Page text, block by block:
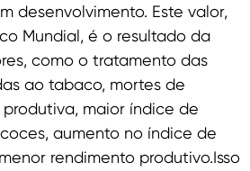
desenvolvimento. Este valor,
Mundial, é o resultado da
como o tratamento das
ao tabaco, mortes de
maior índice de
aumento no índice de
rendimento produtivo.Isso